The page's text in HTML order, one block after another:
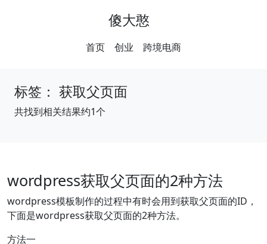
傻大憨
首页 创业 跨境电商
标签： 获取父页面
共找到相关结果约1个
wordpress获取父页面的2种方法
wordpress模板制作的过程中有时会用到获取父页面的ID，
下面是wordpress获取父页面的2种方法。
方法一